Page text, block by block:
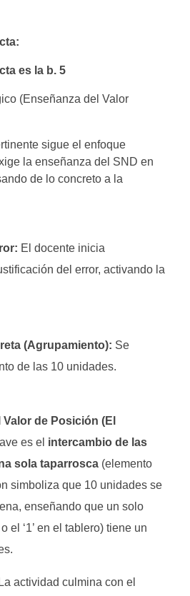
es la b. 5
(Enseñanza del Valor
sigue el enfoque
la enseñanza del SND en
de lo concreto a la
El docente inicia
del error, activando la
(Agrupamiento): Se
de las 10 unidades.
de Posición (El
es el intercambio de las
sola taparrosca (elemento
simboliza que 10 unidades se
enseñando que un solo
el ‘1’ en el tablero) tiene un
La actividad culmina con el